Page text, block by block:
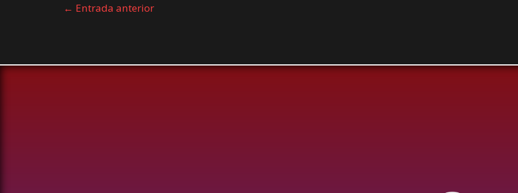
← Entrada anterior